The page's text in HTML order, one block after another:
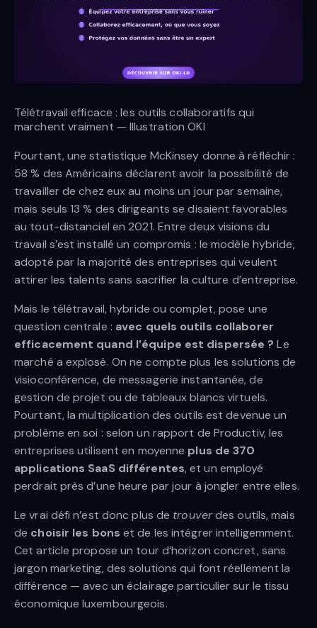
Télétravail efficace : les outils collaboratifs qui
marchent vraiment — Illustration OKI
Pourtant, une statistique McKinsey donne à réfléchir :
58 % des Américains déclarent avoir la possibilité de
travailler de chez eux au moins un jour par semaine,
mais seuls 13 % des dirigeants se disaient favorables
au tout-distanciel en 2021. Entre deux visions du
travail s’est installé un compromis : le modèle hybride,
adopté par la majorité des entreprises qui veulent
attirer les talents sans sacrifier la culture d’entreprise.
Mais le télétravail, hybride ou complet, pose une
question centrale : avec quels outils collaborer
efficacement quand l’équipe est dispersée ? Le
marché a explosé. On ne compte plus les solutions de
visioconférence, de messagerie instantanée, de
gestion de projet ou de tableaux blancs virtuels.
Pourtant, la multiplication des outils est devenue un
problème en soi : selon un rapport de Productiv, les
entreprises utilisent en moyenne plus de 370
applications SaaS différentes, et un employé
perdrait près d’une heure par jour à jongler entre elles.
Le vrai défi n’est donc plus de trouverdes outils, mais
de choisir les bons et de les intégrer intelligemment.
Cet article propose un tour d’horizon concret, sans
jargon marketing, des solutions qui font réellement la
différence — avec un éclairage particulier sur le tissu
économique luxembourgeois.